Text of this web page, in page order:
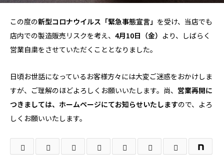
この度の新型コロナウイルス「緊急事態宣言」 を受け、当店でも
店内での製造販売リスクを考え、 4月10日（金） より、しばらく
営業自粛をさせていただくこととなりました。
日頃お世話になっているお客様方々には大変ご迷惑をおかけしま
すが、ご理解のほどよろしくお願いいたします。尚、 営業再開に
つきましては、ホームページにてお知らせいたしますので、よろ
しくお願いいたします。